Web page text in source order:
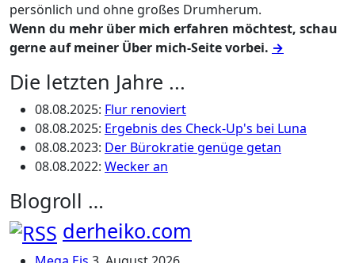
persönlich und ohne großes Drumherum.
Wenn du mehr über mich erfahren möchtest, schau
gerne auf meiner Über mich-Seite vorbei. →
Die letzten Jahre ...
08.08.2025: Flur renoviert
08.08.2025: Ergebnis des Check-Up's bei Luna
08.08.2023: Der Bürokratie genüge getan
08.08.2022: Wecker an
Blogroll …
derheiko.com